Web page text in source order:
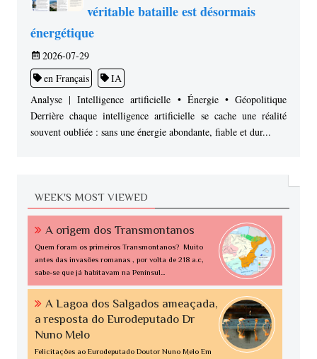
véritable bataille est désormais
énergétique
2026-07-29
en Français
IA
Analyse | Intelligence artificielle • Énergie • Géopolitique
Derrière chaque intelligence artificielle se cache une réalité
souvent oubliée : sans une énergie abondante, fiable et dur...
WEEK'S MOST VIEWED
A origem dos Transmontanos
Quem foram os primeiros Transmontanos? Muito
antes das invasões romanas , por volta de 218 a.c,
sabe-se que já habitavam na Penínsul...
A Lagoa dos Salgados ameaçada,
a resposta do Eurodeputado Dr
Nuno Melo
Felicitações ao Eurodeputado Doutor Nuno Melo Em